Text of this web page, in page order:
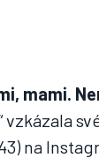
mami.
vzkázala
na